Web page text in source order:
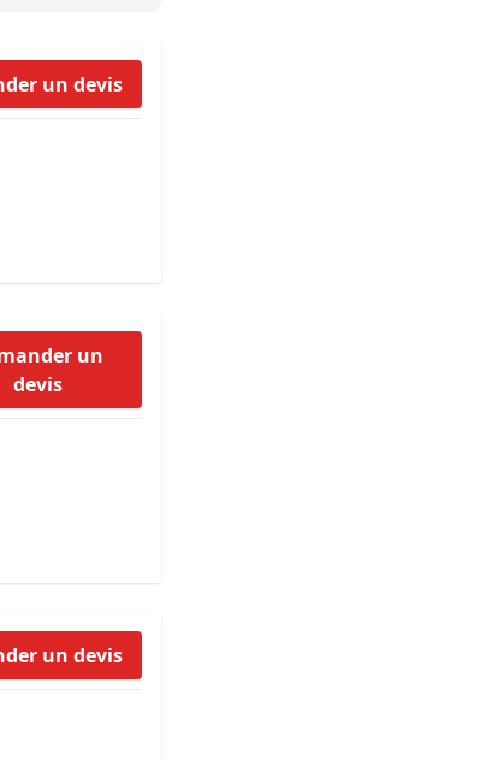
et organiser l'activité de Syndic
belles demeures, châteaux et traits de côte
un devis
un
devis
un devis